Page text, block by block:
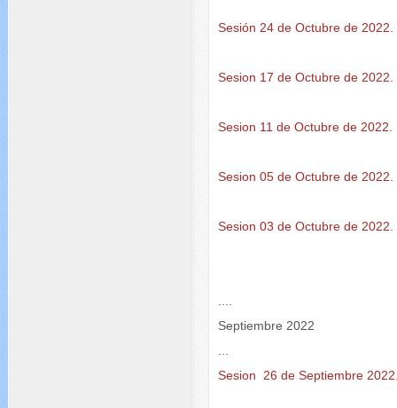
Sesión 24 de Octubre de 2022.
Sesion 17 de Octubre de 2022.
Sesion 11 de Octubre de 2022.
Sesion 05 de Octubre de 2022.
Sesion 03 de Octubre de 2022.
Septiembre 2022
Sesion 26 de Septiembre